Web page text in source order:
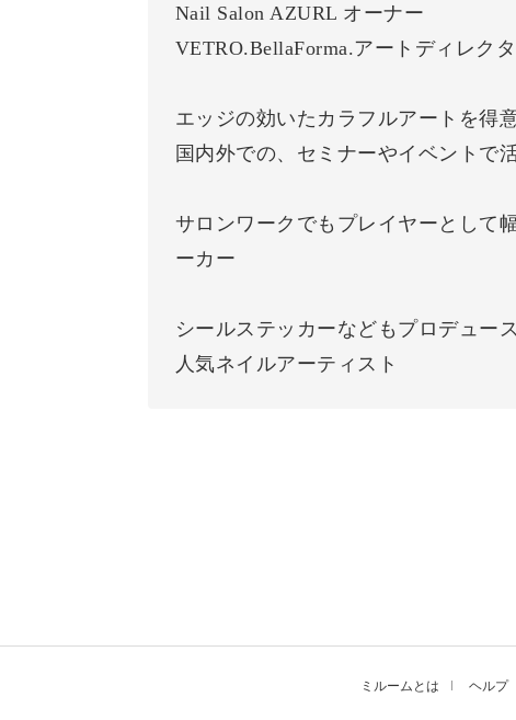
Nail Salon AZURL オーナー
VETRO.BellaForma.アートディレク
エッジの効いたカラフルアートを得意
国内外での、セミナーやイベントで
サロンワークでもプレイヤーとして
ーカー
シールステッカーなどもプロデュー
人気ネイルアーティスト
ミルームとは ヘルプ